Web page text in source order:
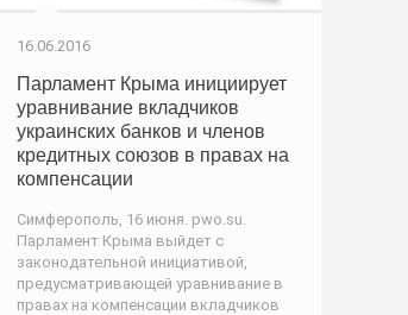
16.06.2016
Парламент Крыма инициирует
уравнивание вкладчиков
украинских банков и членов
кредитных союзов в правах на
компенсации
Симферополь, 16 июня. pwo.su.
Парламент Крыма выйдет с
законодательной инициативой,
предусматривающей уравнивание в
правах на компенсации вкладчиков